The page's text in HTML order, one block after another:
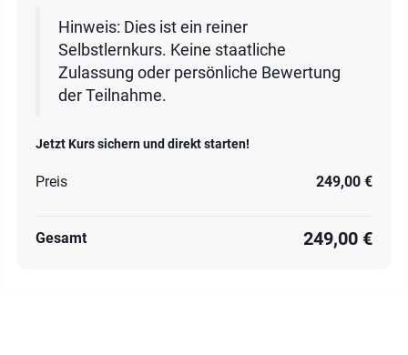
Hinweis: Dies ist ein reiner
Selbstlernkurs. Keine staatliche
Zulassung oder persönliche Bewertung
der Teilnahme.
Jetzt Kurs sichern und direkt starten!
Preis 249,00 €
Gesamt 249,00 €